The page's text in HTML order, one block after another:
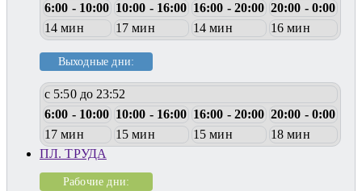
6:00 - 10:00 10:00 - 16:00 16:00 - 20:00 20:00 - 0:00
14 мин
17 мин 14 мин 16 мин
Выходные дни:
с 5:50 до 23:52
6:00 - 10:00 10:00 - 16:00 16:00 - 20:00 20:00 - 0:00
17 мин
15 мин 15 мин
18 мин
ПЛ. ТРУДА
Рабочие дни: